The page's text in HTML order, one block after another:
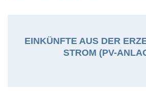
EINKÜNFTE AUS DER
STROM (PV-